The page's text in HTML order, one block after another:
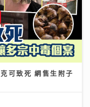
可致死 網售生附子